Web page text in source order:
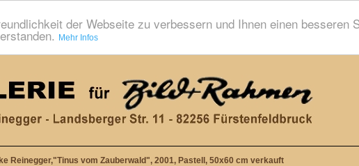
der Webseite zu verbessern und Ihnen einen besseren
Mehr Infos
Reinegger,"Tinus vom Zauberwald", 2001, Pastell, 50x60 cm verkauft